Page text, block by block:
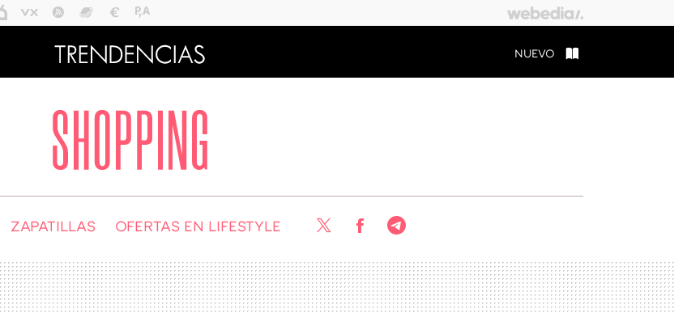
NUEVO
ZAPATILLAS OFERTAS EN LIFESTYLE Twitter Facebook